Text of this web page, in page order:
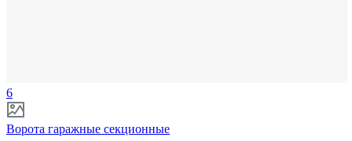
6
Ворота гаражные секционные